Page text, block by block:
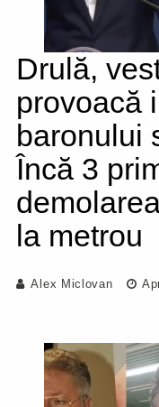
Drulă,
provoacă
baronului
Încă 3
la metrou
Alex Miclovan